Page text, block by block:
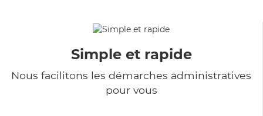
Simple et rapide
Nous facilitons les démarches administratives
pour vous